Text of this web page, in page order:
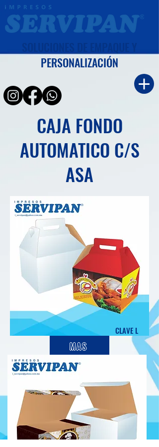
PERSONALIZACIÓN
CAJA FONDO
AUTOMATICO C/S
ASA
CLAVE L
MAS